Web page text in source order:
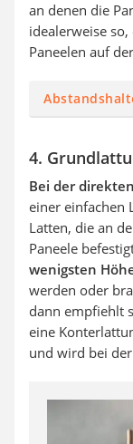
an denen die
idealerweise
Paneelen auf
4.
Bei der
einer einfachen
Latten, die an
Paneele
wenigsten
werden oder
dann empfiehlt
eine
und wird bei